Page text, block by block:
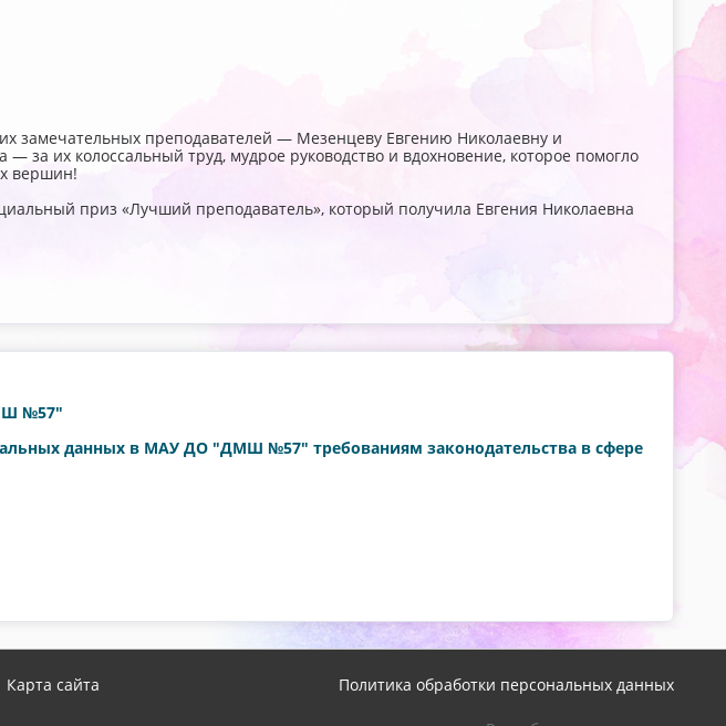
замечательных преподавателей — Мезенцеву Евгению Николаевну и
— за их колоссальный труд, мудрое руководство и вдохновение, которое помогло
вершин!
приз «Лучший преподаватель», который получила Евгения Николаевна
№57"
данных в МАУ ДО "ДМШ №57" требованиям законодательства в сфере
Карта сайта Политика обработки персональных данных